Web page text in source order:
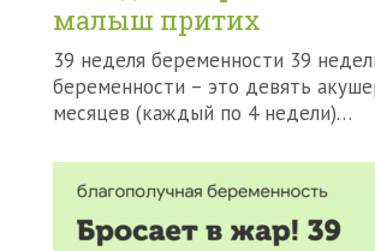
малыш притих
39 неделя беременности 39
беременности – это девять
месяцев (каждый по 4 недели)…